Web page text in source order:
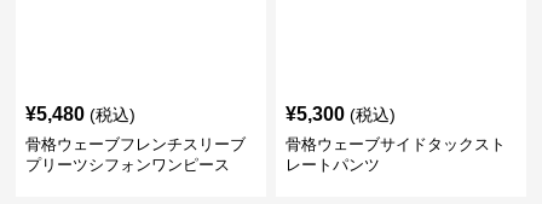
¥5,480 (税込)
骨格ウェーブフレンチスリーブ
プリーツシフォンワンピース
¥5,300 (税込)
骨格ウェーブサイドタックスト
レートパンツ